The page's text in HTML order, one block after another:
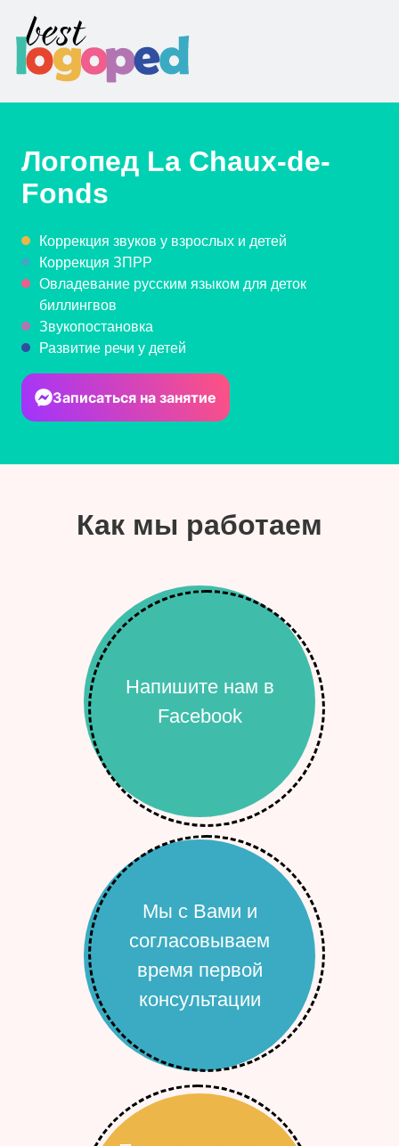
Логопед La Chaux-de-
Fonds
Коррекция звуков у взрослых и детей
Коррекция ЗПРР
Овладевание русским языком для деток
биллингвов
Звукопостановка
Развитие речи у детей
Записаться на занятие
Как мы работаем
Напишите нам в
Facebook
Мы с Вами и
согласовываем
время первой
консультации